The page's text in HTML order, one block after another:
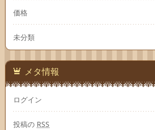
価格
未分類
メタ情報
ログイン
投稿の RSS